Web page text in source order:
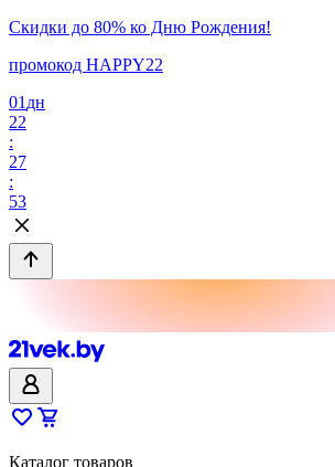
Скидки до 80% ко Дню Рождения!
промокод HAPPY22
01 дн
22
:
27
:
53
Каталог товаров